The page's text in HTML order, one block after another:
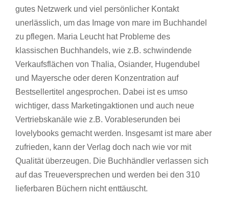
gutes Netzwerk und viel persönlicher Kontakt
unerlässlich, um das Image von mare im Buchhandel
zu pflegen. Maria Leucht hat Probleme des
klassischen Buchhandels, wie z.B. schwindende
Verkaufsflächen von Thalia, Osiander, Hugendubel
und Mayersche oder deren Konzentration auf
Bestsellertitel angesprochen. Dabei ist es umso
wichtiger, dass Marketingaktionen und auch neue
Vertriebskanäle wie z.B. Vorableserunden bei
lovelybooks gemacht werden. Insgesamt ist mare aber
zufrieden, kann der Verlag doch nach wie vor mit
Qualität überzeugen. Die Buchhändler verlassen sich
auf das Treueversprechen und werden bei den 310
lieferbaren Büchern nicht enttäuscht.